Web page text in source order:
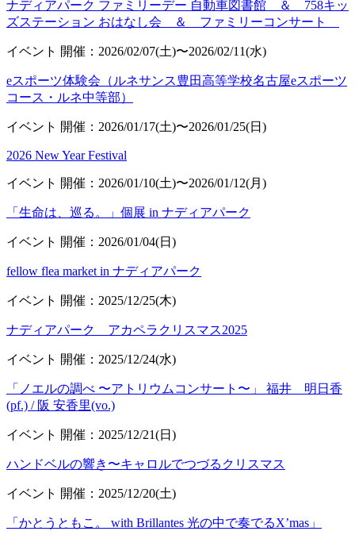
ナディアパーク ファミリーデー 自動車図書館 ＆ 758キッ
ズステーション おはなし会 ＆ ファミリーコンサート
イベント 開催：2026/02/07(土)〜2026/02/11(水)
eスポーツ体験会（ルネサンス豊田高等学校名古屋eスポーツ
コース・ルネ中等部）
イベント 開催：2026/01/17(土)〜2026/01/25(日)
2026 New Year Festival
イベント 開催：2026/01/10(土)〜2026/01/12(月)
「生命は、巡る。」個展 in ナディアパーク
イベント 開催：2026/01/04(日)
fellow flea market in ナディアパーク
イベント 開催：2025/12/25(木)
ナディアパーク アカペラクリスマス2025
イベント 開催：2025/12/24(水)
「ノエルの調べ 〜アトリウムコンサート〜」 福井 明日香
(pf.) / 阪 安香里(vo.)
イベント 開催：2025/12/21(日)
ハンドベルの響き〜キャロルでつづるクリスマス
イベント 開催：2025/12/20(土)
「かとうともこ。 with Brillantes 光の中で奏でるX’mas」